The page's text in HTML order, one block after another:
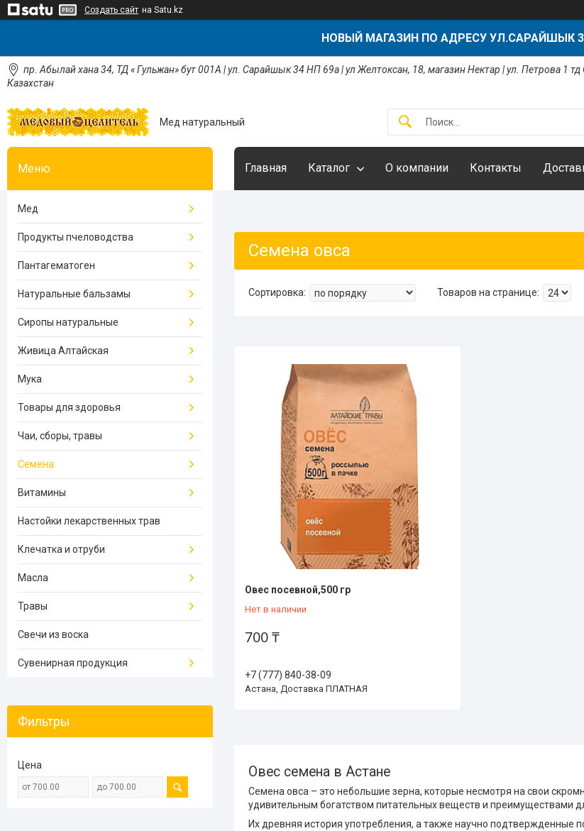
Создать сайт на Satu.kz
НОВЫЙ МАГАЗИН ПО АДРЕСУ УЛ.САРАЙШЫК
пр. Абылай хана 34, ТД « Гульжан» бут 001А | ул. Сарайшык 34 НП 69а | ул Желтоксан, 18, магазин Нектар | ул. Петрова 1
Казахстан
Мед натуральный
Главная Каталог О компании Контакты
Семена овса
Овес посевной,500 гр
Нет в наличии
700 ₸
+7 (777) 840-38-09
Астана, Доставка ПЛАТНАЯ
Овес семена в Астане
Семена овса – это небольшие зерна, которые несмотря на свои
удивительным богатством питательных веществ и преимуществами
Их древняя история употребления, а также научно подтвержденные
Мед
Продукты пчеловодства
Пантагематоген
Натуральные бальзамы
Сиропы натуральные
Живица Алтайская
Мука
Товары для здоровья
Чаи, сборы, травы
Семена
Витамины
Настойки лекарственных трав
Клечатка и отруби
Масла
Травы
Свечи из воска
Сувенирная продукция
Фильтры
Цена